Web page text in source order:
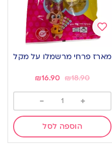
Add
to
wishlist
מארז פרחי מרשמלו על מקל
₪18.90
₪16.90
+
-
הוספה לסל